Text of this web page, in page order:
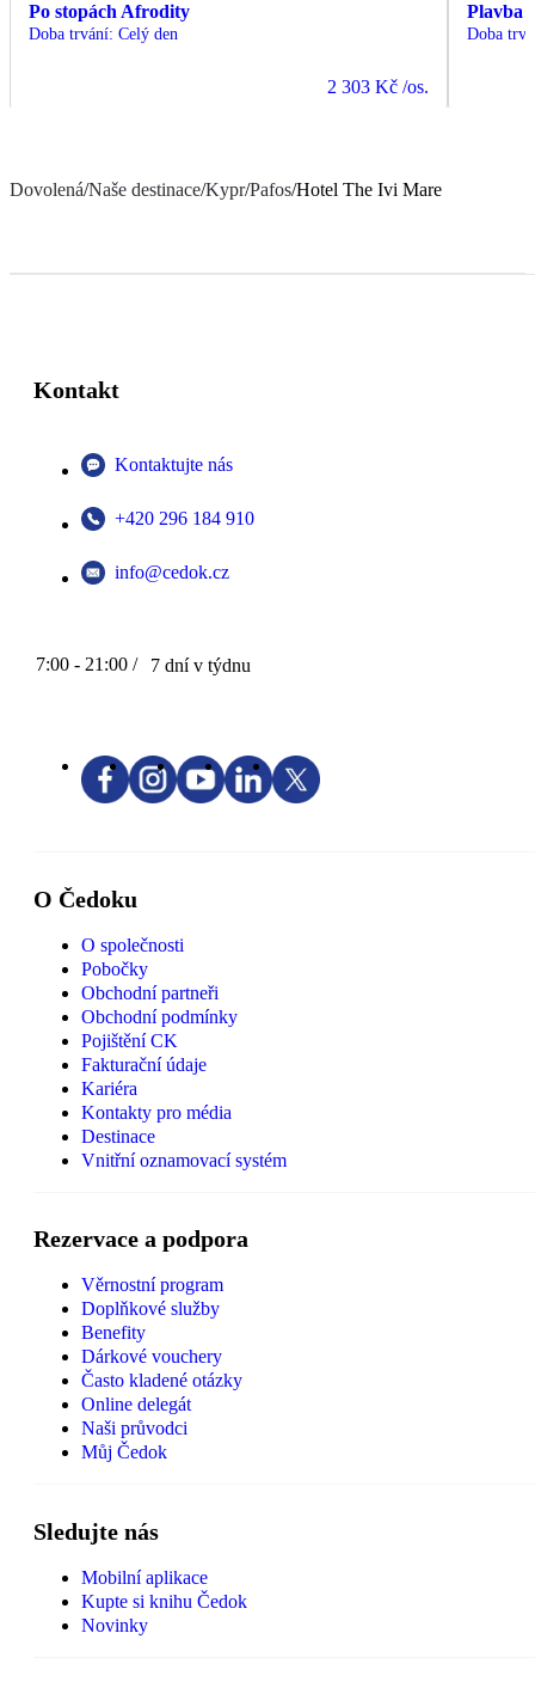
Po stopách Afrodity
Doba trvání: Celý den
2 303 Kč /os.
Plavba
Doba
Dovolená/Naše destinace/Kypr/Pafos/Hotel The Ivi Mare
Kontakt
Kontaktujte nás
+420 296 184 910
info@cedok.cz
7:00 - 21:00 / 7 dní v týdnu
O Čedoku
O společnosti
Pobočky
Obchodní partneři
Obchodní podmínky
Pojištění CK
Fakturační údaje
Kariéra
Kontakty pro média
Destinace
Vnitřní oznamovací systém
Rezervace a podpora
Věrnostní program
Doplňkové služby
Benefity
Dárkové vouchery
Často kladené otázky
Online delegát
Naši průvodci
Můj Čedok
Sledujte nás
Mobilní aplikace
Kupte si knihu Čedok
Novinky